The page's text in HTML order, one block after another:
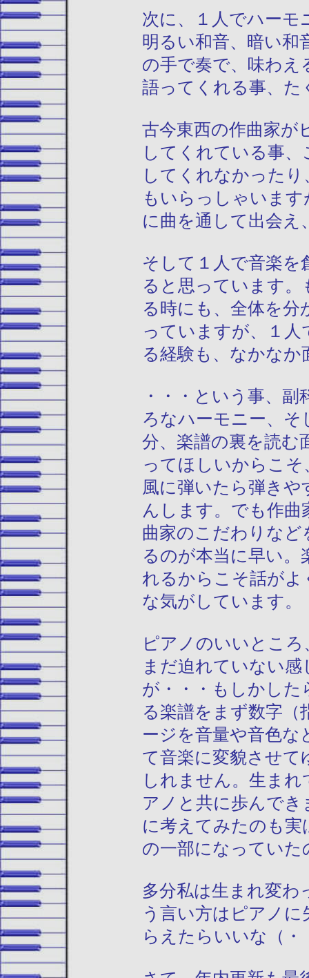
次に、１人でハーモ
明るい和音、暗い和
の手で奏で、味わえ
語ってくれる事、
古今東西の作曲家が
してくれている事
してくれなかった
もいらっしゃいま
に曲を通して出会え
そして１人で音楽を
ると思っています
る時にも、全体を
っていますが、１
る経験も、なかな
・・・という事、
ろなハーモニー、そ
分、楽譜の裏を読む
ってほしいからこ
風に弾いたら弾き
んします。でも作曲
曲家のこだわりな
るのが本当に早い
れるからこそ話が
な気がしています。
ピアノのいいとこ
まだ迫れていない
が・・・もしかした
る楽譜をまず数字（
ージを音量や音色な
て音楽に変貌させて
しれません。生ま
アノと共に歩んで
に考えてみたのも
の一部になっていた
多分私は生まれ変
う言い方はピアノ
らえたらいいな（